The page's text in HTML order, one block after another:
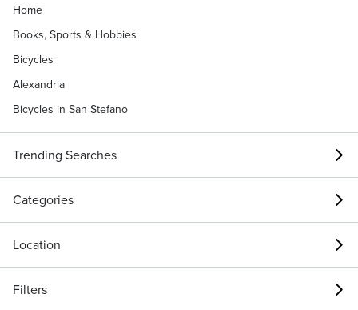
Home
Books, Sports & Hobbies
Bicycles
Alexandria
Bicycles in San Stefano
Trending Searches
Categories
Location
Filters